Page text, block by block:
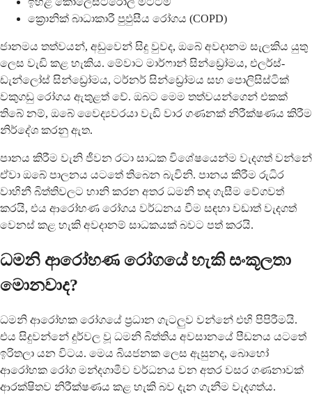
ක්‍රොනික් බාධාකාරී පුඵුසීය රෝගය (COPD)
ජානමය තත්වයන්, අඩුවෙන් සිදු වුවද, ඔබේ අවදානම සැලකිය යුතු
ලෙස වැඩි කළ හැකිය. මේවාට මාර්ෆාන් සින්ඩ්‍රෝමය, එලර්ස්-
ඩැන්ලෝස් සින්ඩ්‍රෝමය, ටර්නර් සින්ඩ්‍රෝමය සහ පොලිසිස්ටික්
වකුගඩු රෝගය ඇතුළත් වේ. ඔබට මෙම තත්වයන්ගෙන් එකක්
තිබේ නම්, ඔබේ වෛද්‍යවරයා වැඩි වාර ගණනක් නිරීක්ෂණය කිරීම
නිර්දේශ කරනු ඇත.
පානය කිරීම වැනි ජීවන රටා සාධක විශේෂයෙන්ම වැදගත් වන්නේ
ඒවා ඔබේ පාලනය යටතේ තිබෙන බැවිනි. පානය කිරීම රුධිර
වාහිනී බිත්තිවලට හානි කරන අතර ධමනි තද ගැසීම වේගවත්
කරයි, එය ආරෝහණ රෝගය වර්ධනය වීම සඳහා වඩාත් වැදගත්
වෙනස් කළ හැකි අවදානම් සාධකයක් බවට පත් කරයි.
ධමනි ආරෝහණ රෝගයේ හැකි සංකූලතා
මොනවාද?
ධමනි ආරෝහක රෝගයේ ප්‍රධාන ගැටලුව වන්නේ එහි පිපිරීමයි.
එය සිදුවන්නේ දුර්වල වූ ධමනි බිත්තිය අවසානයේ පීඩනය යටතේ
ඉරිතලා යන විටය. මෙය බියජනක ලෙස ඇසුනද, බොහෝ
ආරෝහක රෝග මන්දගාමීව වර්ධනය වන අතර වසර ගණනාවක්
ආරක්ෂිතව නිරීක්ෂණය කළ හැකි බව දැන ගැනීම වැදගත්ය.